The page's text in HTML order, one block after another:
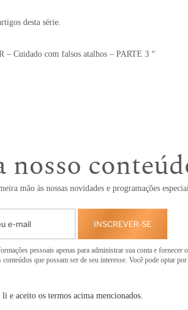
desta série.
Cuidado com falsos atalhos – PARTE 3 “
nosso
mão às nossas novidades e programações
INSCREVER-SE
pessoais apenas para administrar sua conta e
que possam ser de seu interesse. Você pode optar
li e aceito os termos acima mencionados.